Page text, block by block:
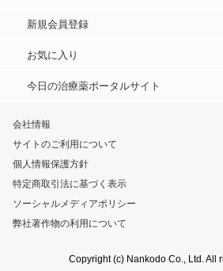
新規会員登録
お気に入り
今日の治療薬ポータルサイト
会社情報
サイトのご利用について
個人情報保護方針
特定商取引法に基づく表示
ソーシャルメディアポリシー
弊社著作物の利用について
Copyright (c) Nankodo Co., Ltd. All